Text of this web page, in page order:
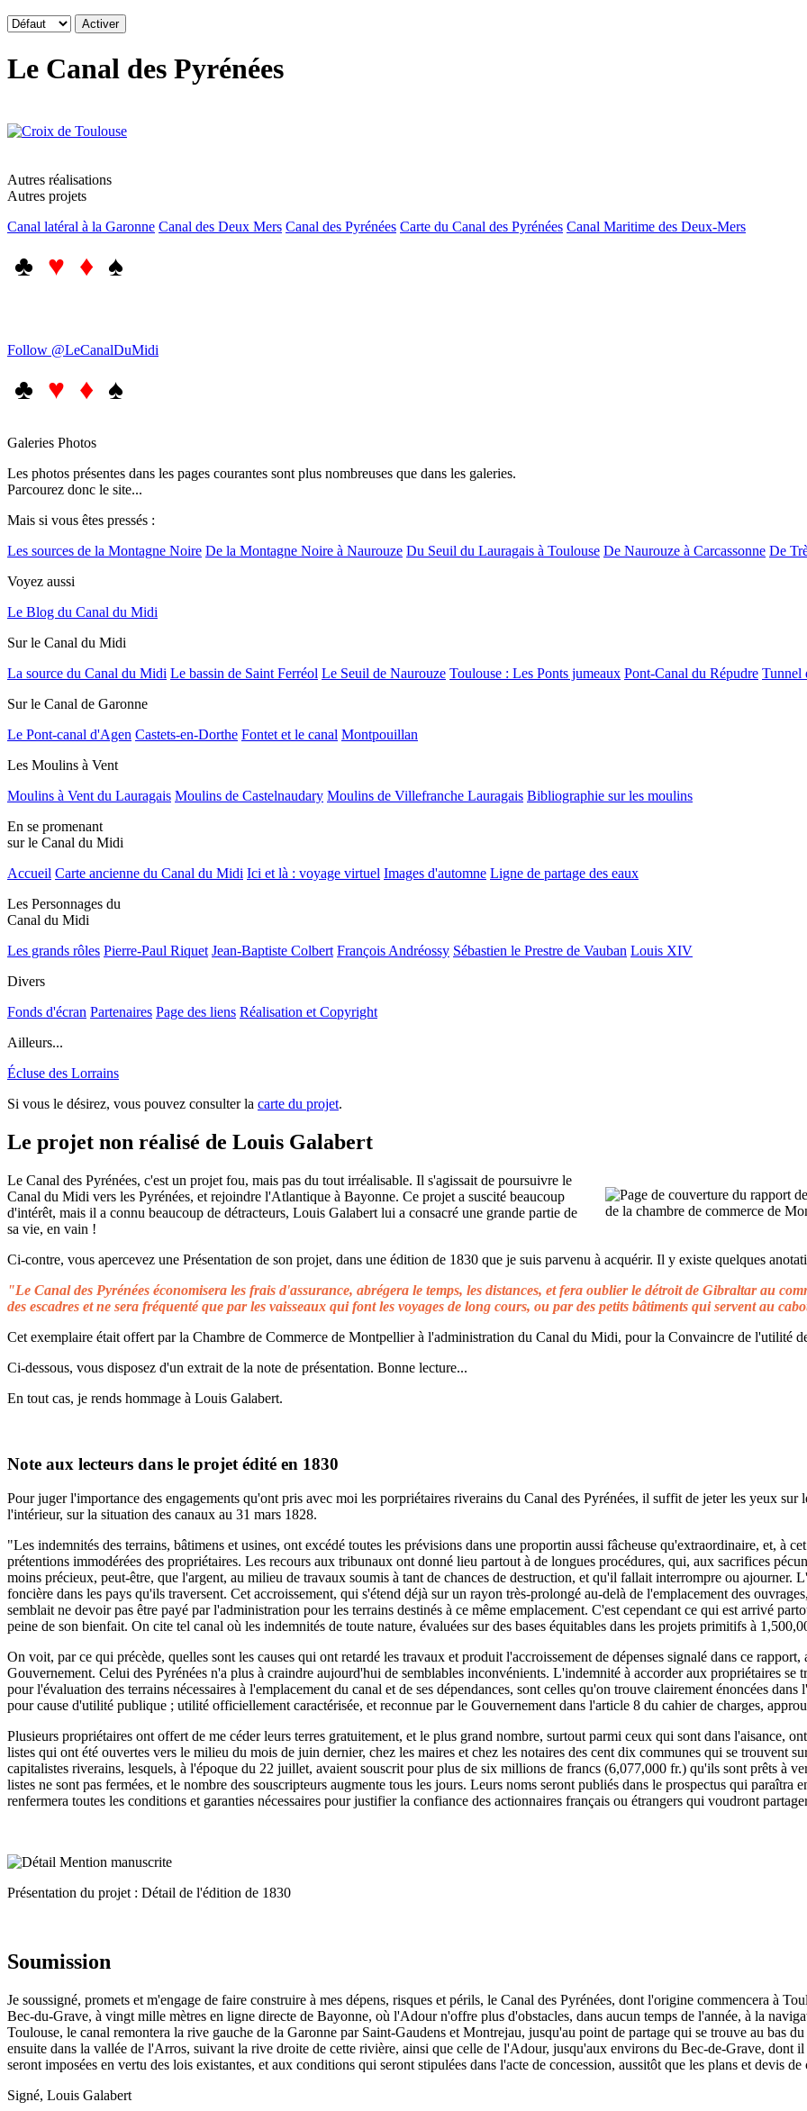
Le Canal des Pyrénées
Autres réalisations
Autres projets
Canal latéral à la Garonne Canal des Deux Mers Canal des Pyrénées Carte du Canal des Pyrénées Canal Maritime des Deux-Mers
♣ ♥ ♦ ♠
Follow @LeCanalDuMidi
♣ ♥ ♦ ♠
Galeries Photos
Les photos présentes dans les pages courantes sont plus nombreuses que dans les galeries.
Parcourez donc le site...
Mais si vous êtes pressés :
Les sources de la Montagne Noire De la Montagne Noire à Naurouze Du Seuil du Lauragais à Toulouse De Naurouze à Carcassonne De
Voyez aussi
Le Blog du Canal du Midi
Sur le Canal du Midi
La source du Canal du Midi Le bassin de Saint Ferréol Le Seuil de Naurouze Toulouse : Les Ponts jumeaux Pont-Canal du Répudre Tunnel
Sur le Canal de Garonne
Le Pont-canal d'Agen Castets-en-Dorthe Fontet et le canal Montpouillan
Les Moulins à Vent
Moulins à Vent du Lauragais Moulins de Castelnaudary Moulins de Villefranche Lauragais Bibliographie sur les moulins
En se promenant
sur le Canal du Midi
Accueil Carte ancienne du Canal du Midi Ici et là : voyage virtuel Images d'automne Ligne de partage des eaux
Les Personnages du
Canal du Midi
Les grands rôles Pierre-Paul Riquet Jean-Baptiste Colbert François Andréossy Sébastien le Prestre de Vauban Louis XIV
Divers
Fonds d'écran Partenaires Page des liens Réalisation et Copyright
Ailleurs...
Écluse des Lorrains
Si vous le désirez, vous pouvez consulter la carte du projet.
Le projet non réalisé de Louis Galabert
Le Canal des Pyrénées, c'est un projet fou, mais pas du tout irréalisable. Il s'agissait de poursuivre le
Canal du Midi vers les Pyrénées, et rejoindre l'Atlantique à Bayonne. Ce projet a suscité beaucoup
d'intérêt, mais il a connu beaucoup de détracteurs, Louis Galabert lui a consacré une grande partie de
sa vie, en vain !
Ci-contre, vous apercevez une Présentation de son projet, dans une édition de 1830 que je suis parvenu à acquérir. Il y existe quelques
"Le Canal des Pyrénées économisera les frais d'assurance, abrégera le temps, les distances, et fera oublier le détroit de Gibraltar au
des escadres et ne sera fréquenté que par les vaisseaux qui font les voyages de long cours, ou par des petits bâtiments qui servent au
Cet exemplaire était offert par la Chambre de Commerce de Montpellier à l'administration du Canal du Midi, pour la Convaincre de l'utilité
Ci-dessous, vous disposez d'un extrait de la note de présentation. Bonne lecture...
En tout cas, je rends hommage à Louis Galabert.
Note aux lecteurs dans le projet édité en 1830
Pour juger l'importance des engagements qu'ont pris avec moi les porpriétaires riverains du Canal des Pyrénées, il suffit de jeter les yeux
l'intérieur, sur la situation des canaux au 31 mars 1828.
"Les indemnités des terrains, bâtimens et usines, ont excédé toutes les prévisions dans une proportin aussi fâcheuse qu'extraordinaire, et, à
prétentions immodérées des propriétaires. Les recours aux tribunaux ont donné lieu partout à de longues procédures, qui, aux sacrifices
moins précieux, peut-être, que l'argent, au milieu de travaux soumis à tant de chances de destruction, et qu'il fallait interrompre ou ajourner.
foncière dans les pays qu'ils traversent. Cet accroissement, qui s'étend déjà sur un rayon très-prolongé au-delà de l'emplacement des
semblait ne devoir pas être payé par l'administration pour les terrains destinés à ce même emplacement. C'est cependant ce qui est arrivé
peine de son bienfait. On cite tel canal où les indemnités de toute nature, évaluées sur des bases équitables dans les projets primitifs à
On voit, par ce qui précède, quelles sont les causes qui ont retardé les travaux et produit l'accroissement de dépenses signalé dans ce
Gouvernement. Celui des Pyrénées n'a plus à craindre aujourd'hui de semblables inconvénients. L'indemnité à accorder aux propriétaires se
pour l'évaluation des terrains nécessaires à l'emplacement du canal et de ses dépendances, sont celles qu'on trouve clairement énoncées
pour cause d'utilité publique ; utilité officiellement caractérisée, et reconnue par le Gouvernement dans l'article 8 du cahier de charges,
Plusieurs propriétaires ont offert de me céder leurs terres gratuitement, et le plus grand nombre, surtout parmi ceux qui sont dans l'aisance,
listes qui ont été ouvertes vers le milieu du mois de juin dernier, chez les maires et chez les notaires des cent dix communes qui se trouvent
capitalistes riverains, lesquels, à l'époque du 22 juillet, avaient souscrit pour plus de six millions de francs (6,077,000 fr.) qu'ils sont prêts à
listes ne sont pas fermées, et le nombre des souscripteurs augmente tous les jours. Leurs noms seront publiés dans le prospectus qui
renfermera toutes les conditions et garanties nécessaires pour justifier la confiance des actionnaires français ou étrangers qui voudront
Présentation du projet : Détail de l'édition de 1830
Soumission
Je soussigné, promets et m'engage de faire construire à mes dépens, risques et périls, le Canal des Pyrénées, dont l'origine commencera à
Bec-du-Grave, à vingt mille mètres en ligne directe de Bayonne, où l'Adour n'offre plus d'obstacles, dans aucun temps de l'année, à la
Toulouse, le canal remontera la rive gauche de la Garonne par Saint-Gaudens et Montrejau, jusqu'au point de partage qui se trouve au bas
ensuite dans la vallée de l'Arros, suivant la rive droite de cette rivière, ainsi que celle de l'Adour, jusqu'aux environs du Bec-de-Grave, dont
seront imposées en vertu des lois existantes, et aux conditions qui seront stipulées dans l'acte de concession, aussitôt que les plans et devis
Signé, Louis Galabert